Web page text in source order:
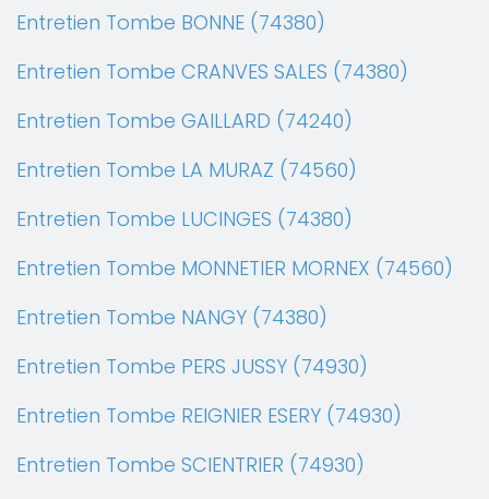
Entretien Tombe BONNE (74380)
Entretien Tombe CRANVES SALES (74380)
Entretien Tombe GAILLARD (74240)
Entretien Tombe LA MURAZ (74560)
Entretien Tombe LUCINGES (74380)
Entretien Tombe MONNETIER MORNEX (74560)
Entretien Tombe NANGY (74380)
Entretien Tombe PERS JUSSY (74930)
Entretien Tombe REIGNIER ESERY (74930)
Entretien Tombe SCIENTRIER (74930)